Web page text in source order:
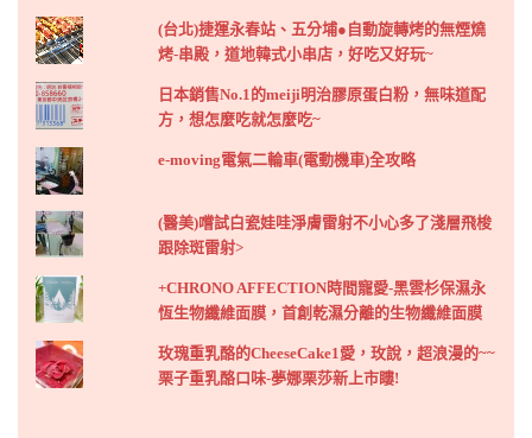
(台北)捷運永春站、五分埔●自動旋轉烤的無煙燒
烤-串殿，道地韓式小串店，好吃又好玩~
日本銷售No.1的meiji明治膠原蛋白粉，無味道配
方，想怎麼吃就怎麼吃~
e-moving電氣二輪車(電動機車)全攻略
(醫美)嚐試白瓷娃哇淨膚雷射不小心多了淺層飛梭
跟除斑雷射>
+CHRONO AFFECTION時間寵愛-黑雲杉保濕永
恆生物纖維面膜，首創乾濕分離的生物纖維面膜
玫瑰重乳酪的CheeseCake1愛，玫說，超浪漫的~~
栗子重乳酪口味-夢娜栗莎新上市瞜!